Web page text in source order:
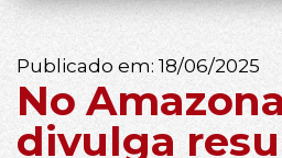
Publicado em: 18/06/2025
No
divulga